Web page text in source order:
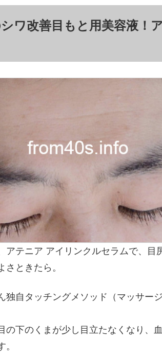
ワ改善目もと用美容液！
アテニア アイリンクルセラムで、目
さときたら。
独自タッチングメソッド（マッサー
の下のくまが少し目立たなくなり、